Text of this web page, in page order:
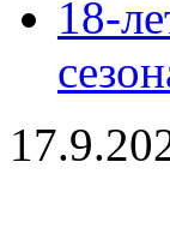
18-